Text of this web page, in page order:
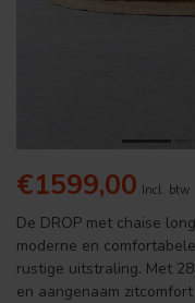
€1599,00 Incl. btw
De DROP met chaise
moderne en
rustige uitstraling. Met
en aangenaam